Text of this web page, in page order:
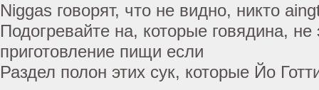
Niggas говорят, что не видно, никто
Подогревайте на, которые говядина,
приготовление пищи если
Раздел полон этих сук, которые Йо